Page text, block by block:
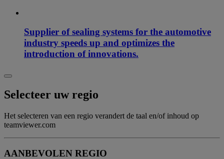
Supplier of sealing systems for the automotive
industry speeds up and optimizes the
introduction of innovations.
Selecteer uw regio
Het selecteren van een regio verandert de taal en/of inhoud op
teamviewer.com
AANBEVOLEN REGIO